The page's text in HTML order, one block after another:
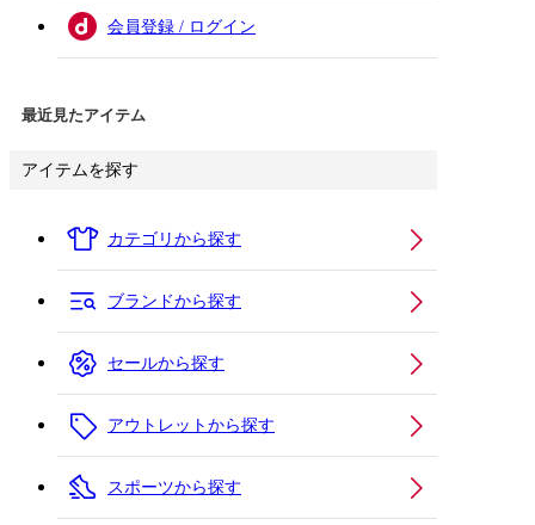
会員登録 / ログイン
最近見たアイテム
アイテムを探す
カテゴリから探す
ブランドから探す
セールから探す
アウトレットから探す
スポーツから探す